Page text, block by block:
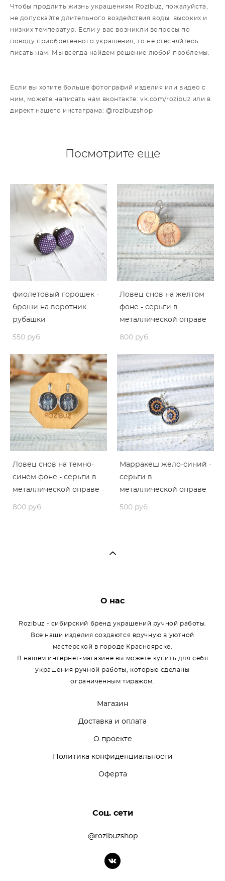
Чтобы продлить жизнь украшениям Rozibuz, пожалуйста,
не допускайте длительного воздействия воды, высоких и
низких температур. Если у вас возникли вопросы по
поводу приобретенного украшения, то не стесняйтесь
писать нам. Мы всегда найдем решение любой проблемы.
Если вы хотите больше фотографий изделия или видео с
ним, можете написать нам вконтакте: vk.com/rozibuz или в
директ нашего инстаграма: @rozibuzshop
Посмотрите ещё
фиолетовый горошек -
броши на воротник
рубашки
550 pуб.
Ловец снов на желтом
фоне - серьги в
металлической оправе
800 pуб.
Ловец снов на темно-
синем фоне - серьги в
металлической оправе
800 pуб.
Марракеш жело-синий -
серьги в
металлической оправе
500 pуб.
О нас
Rozibuz - сибирский бренд украшений ручной работы.
Все наши изделия создаются вручную в уютной
мастерской в городе Красноярске.
В нашем интернет-магазине вы можете купить для себя
украшения ручной работы, которые сделаны
ограниченным тиражом.
Магазин
Доставка и оплата
О проекте
Политика конфиденциальности
Оферта
Соц. сети
@rozibuzshop